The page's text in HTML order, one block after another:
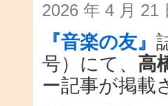
2026 年 4 月 21
『音楽の友』
号）にて、 高
ー記事が掲載